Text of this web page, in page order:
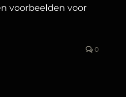
voorbeelden voor
0